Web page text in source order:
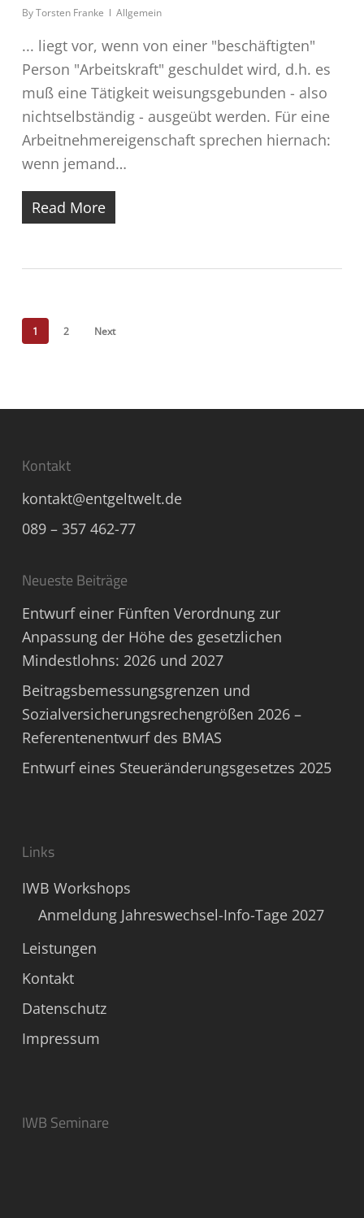
ByTorsten Franke Allgemein
... liegt vor, wenn von einer "beschäftigten"
Person "Arbeitskraft" geschuldet wird, d.h. es
muß eine Tätigkeit weisungsgebunden - also
nichtselbständig - ausgeübt werden. Für eine
Arbeitnehmereigenschaft sprechen hiernach:
wenn jemand…
Read More
1 2 Next
Kontakt
kontakt@entgeltwelt.de
089 – 357 462-77
Neueste Beiträge
Entwurf einer Fünften Verordnung zur
Anpassung der Höhe des gesetzlichen
Mindestlohns: 2026 und 2027
Beitragsbemessungsgrenzen und
Sozialversicherungsrechengrößen 2026 –
Referentenentwurf des BMAS
Entwurf eines Steueränderungsgesetzes 2025
Links
IWB Workshops
Anmeldung Jahreswechsel-Info-Tage 2027
Leistungen
Kontakt
Datenschutz
Impressum
IWB Seminare